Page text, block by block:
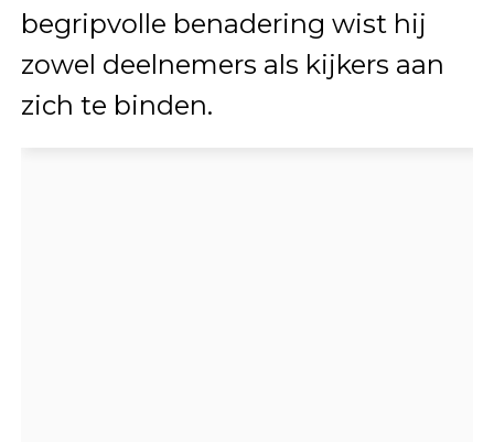
begripvolle benadering wist hij
zowel deelnemers als kijkers aan
zich te binden.